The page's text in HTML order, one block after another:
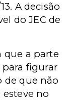
A decisão
do JEC de
que a parte
figurar
de que não
no